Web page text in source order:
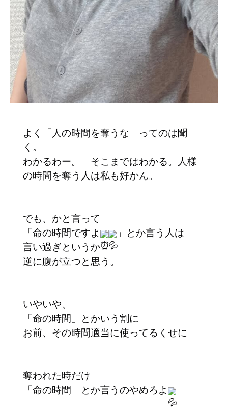
よく「人の時間を奪うな」ってのは聞
く。
わかるわー。 そこまではわかる。人様
の時間を奪う人は私も好かん。
でも、かと言って
「命の時間ですよ
」とか言う人は
言い過ぎというか
逆に腹が立つと思う。
いやいや、
「命の時間」とかいう割に
お前、その時間適当に使ってるくせに
奪われた時だけ
「命の時間」とか言うのやめろよ